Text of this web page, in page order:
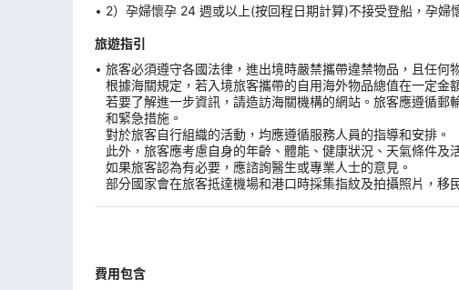
2）孕婦懷孕 24 週或以上(按回程日期計算)不接受登船，孕
旅遊指引
旅客必須遵守各國法律，進出境時嚴禁攜帶違禁物品，且任何
根據海關規定，若入境旅客攜帶的自用海外物品總值在一定金
若要了解進一步資訊，請造訪海關機構的網站。旅客應遵循
和緊急措施。
對於旅客自行組織的活動，均應遵循服務人員的指導和安排。
此外，旅客應考慮自身的年齡、體能、健康狀況、天氣條件及
如果旅客認為有必要，應諮詢醫生或專業人士的意見。
部分國家會在旅客抵達機場和港口時採集指紋及拍攝照片，移
費用包含